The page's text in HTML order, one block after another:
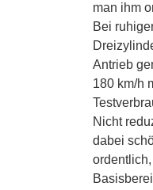
man ihm
Bei
Antrieb
180 km/h
Nicht
dabei